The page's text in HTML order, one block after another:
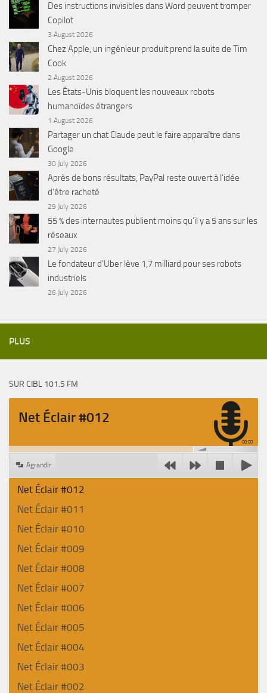
Des instructions invisibles dans Word peuvent tromper
Copilot
3 August 2026
Chez Apple, un ingénieur produit prend la suite de Tim
Cook
2 August 2026
Les États-Unis bloquent les nouveaux robots
humanoïdes étrangers
1 August 2026
Partager un chat Claude peut le faire apparaître dans
Google
30 July 2026
Après de bons résultats, PayPal reste ouvert à l’idée
d’être racheté
29 July 2026
55 % des internautes publient moins qu’il y a 5 ans sur les
réseaux
27 July 2026
Le fondateur d’Uber lève 1,7 milliard pour ses robots
industriels
26 July 2026
PLUS
SUR CIBL 101.5 FM
Net Éclair #012
00:00
Agrandir
Net Éclair #012
Net Éclair #011
Net Éclair #010
Net Éclair #009
Net Éclair #008
Net Éclair #007
Net Éclair #006
Net Éclair #005
Net Éclair #004
Net Éclair #003
Net Éclair #002